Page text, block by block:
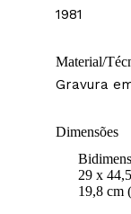
1981
Material/
Gravura
Dimensões
29 x
19,8 cm